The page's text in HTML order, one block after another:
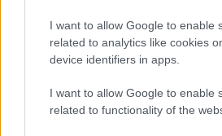
I want to allow Google to enable
related to analytics like cookies
device identifiers in apps.
I want to allow Google to enable
related to functionality of the